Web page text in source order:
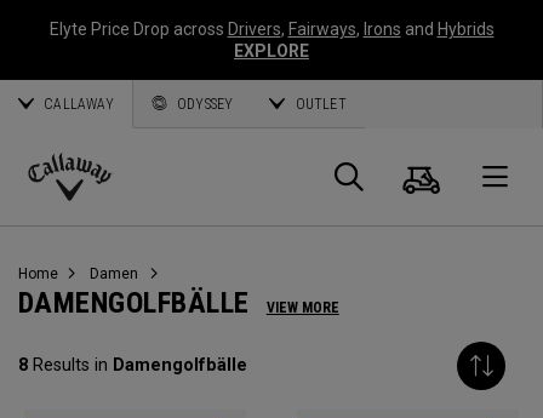
Elyte Price Drop across Drivers, Fairways, Irons and Hybrids
EXPLORE
CALLAWAY ODYSSEY OUTLET
Callaway
Suche
Home Damen
DAMENGOLFBÄLLE VIEW MORE
8 Results in Damengolfbälle